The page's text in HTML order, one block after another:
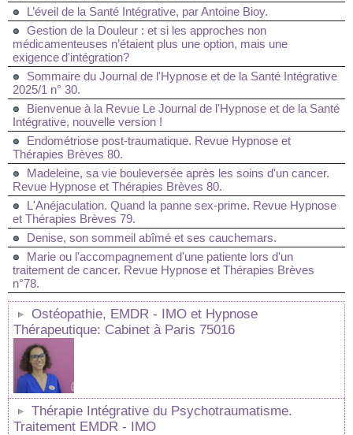
L’éveil de la Santé Intégrative, par Antoine Bioy.
Gestion de la Douleur : et si les approches non
médicamenteuses n’étaient plus une option, mais une
exigence d'intégration?
Sommaire du Journal de l'Hypnose et de la Santé Intégrative
2025/1 n° 30.
Bienvenue à la Revue Le Journal de l'Hypnose et de la Santé
Intégrative, nouvelle version !
Endométriose post-traumatique. Revue Hypnose et
Thérapies Brèves 80.
Madeleine, sa vie bouleversée après les soins d'un cancer.
Revue Hypnose et Thérapies Brèves 80.
L'Anéjaculation. Quand la panne sex-prime. Revue Hypnose
et Thérapies Brèves 79.
Denise, son sommeil abîmé et ses cauchemars.
Marie ou l'accompagnement d'une patiente lors d'un
traitement de cancer. Revue Hypnose et Thérapies Brèves
n°78.
Ostéopathie, EMDR - IMO et Hypnose
Thérapeutique: Cabinet à Paris 75016
Thérapie Intégrative du Psychotraumatisme.
Traitement EMDR - IMO